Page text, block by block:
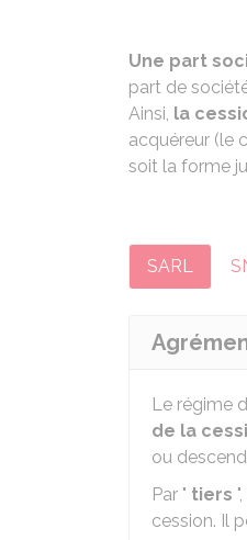
Une part
part de
Ainsi, la
acquéreur (le
soit la forme
SARL
Le régime
de la
ou
Par " tiers
cession. Il